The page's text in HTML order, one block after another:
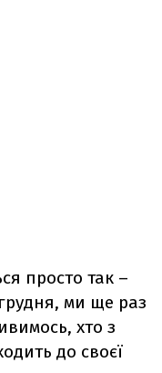
просто так –
ми ще раз
хто з
до своєї